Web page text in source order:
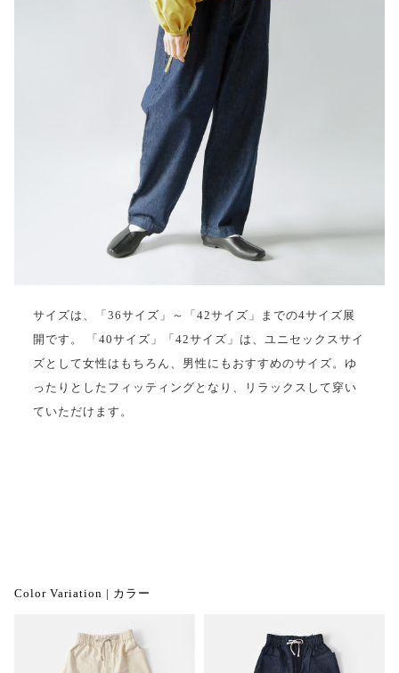
サイズは、「36サイズ」～「42サイズ」までの4サイズ展
開です。 「40サイズ」「42サイズ」は、ユニセックスサイ
ズとして女性はもちろん、男性にもおすすめのサイズ。ゆ
ったりとしたフィッティングとなり、リラックスして穿い
ていただけます。
Color Variation | カラー